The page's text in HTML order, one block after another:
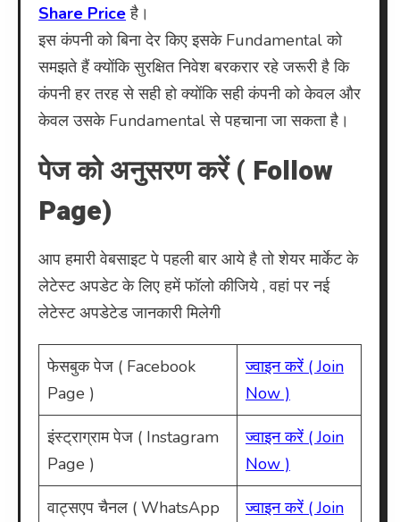
Share Priceहै।
इस कंपनी को बिना देर किए इसके Fundamental को
समझते हैं क्योंकि सुरक्षित निवेश बरकरार रहे जरूरी है कि
कंपनी हर तरह से सही हो क्योंकि सही कंपनी को केवल और
केवल उसके Fundamental से पहचाना जा सकता है।
पेज को अनुसरण करें ( Follow
Page)
आप हमारी वेबसाइट पे पहली बार आये है तो शेयर मार्केट के
लेटेस्ट अपडेट के लिए हमें फॉलो कीजिये , वहां पर नई
लेटेस्ट अपडेटेड जानकारी मिलेगी
फेसबुक पेज ( Facebook
Page )
ज्वाइन करें ( Join
Now )
इंस्ट्राग्राम पेज ( Instagram
Page )
ज्वाइन करें ( Join
Now )
वाट्सएप चैनल ( WhatsApp
ज्वाइन करें ( Join